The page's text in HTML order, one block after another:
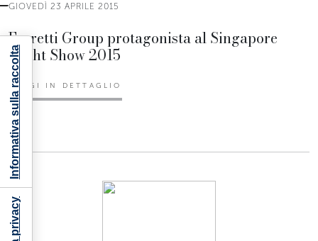
GIOVEDÌ 23 APRILE 2015
Ferretti Group protagonista al Singapore
Yacht Show 2015
LEGGI IN DETTAGLIO
Informativa sulla raccolta